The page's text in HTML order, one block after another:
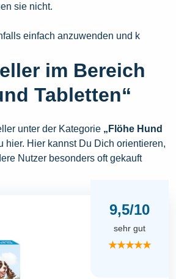
sie nicht.
einfach anzuwenden und k
im Bereich
Tabletten“
unter der Kategorie „Flöhe Hund
hier. Hier kannst Du Dich orientieren,
Nutzer besonders oft gekauft
9,5/10
sehr gut
★★★★★